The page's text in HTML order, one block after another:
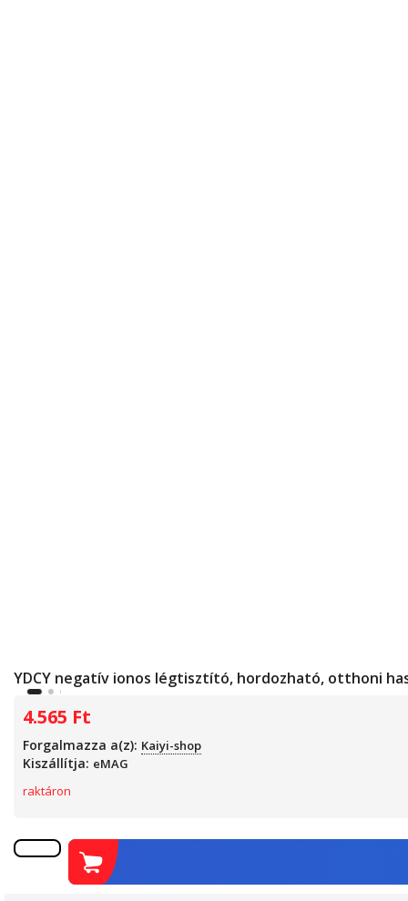
YDCY negatív ionos légtisztító, hordozható, otthoni
4.565 Ft
Forgalmazza a(z): Kaiyi-shop
Kiszállítja: eMAG
raktáron